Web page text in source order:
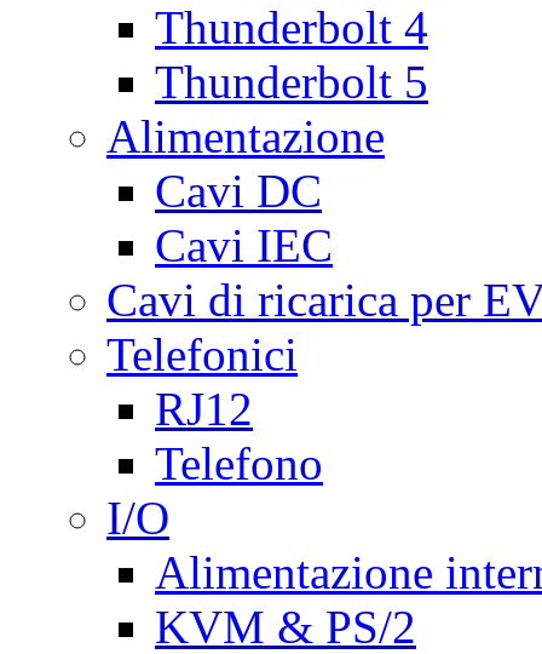
Thunderbolt 4
Thunderbolt 5
Alimentazione
Cavi DC
Cavi IEC
Cavi di ricarica per
Telefonici
RJ12
Telefono
I/O
Alimentazione
KVM & PS/2